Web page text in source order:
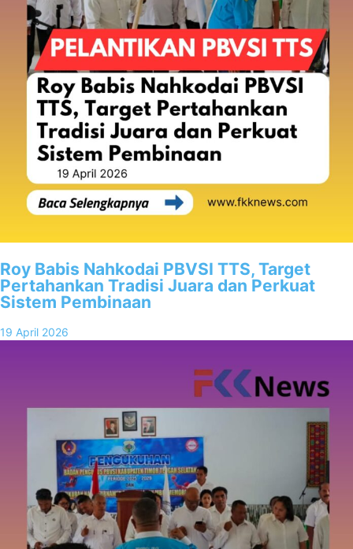
Roy Babis Nahkodai PBVSI TTS, Target
Pertahankan Tradisi Juara dan Perkuat
Sistem Pembinaan
19 April 2026